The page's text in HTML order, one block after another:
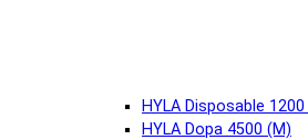
HYLA Disposable
HYLA Dopa 4500 (М)